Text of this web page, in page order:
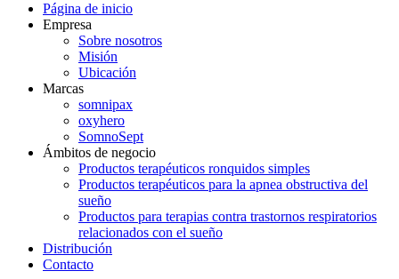
Página de inicio
Empresa
Sobre nosotros
Misión
Ubicación
Marcas
somnipax
oxyhero
SomnoSept
Ámbitos de negocio
Productos terapéuticos ronquidos simples
Productos terapéuticos para la apnea obstructiva del
sueño
Productos para terapias contra trastornos respiratorios
relacionados con el sueño
Distribución
Contacto